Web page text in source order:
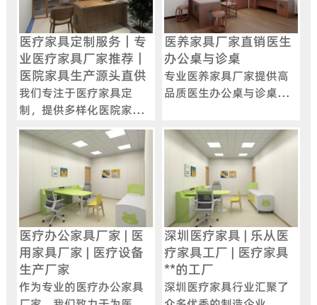
医疗家具定制服务｜专
业医疗家具厂家推荐｜
医院家具生产源头直供
我们专注于医疗家具定
制，提供多样化医院家具
生产方案。作为专业医疗
家具厂家，我们致力于满
足各类医疗机构对家具的
需求，涵盖导医台、护士
站等功能性家具的设计与
制造，确保产品质量与实
用性兼备。
医养家具厂家直销医生
办公桌与诊桌
专业医养家具厂家提供高
品质医生办公桌与诊桌，
求，支持定制，打造舒适
高效诊疗空间。
医疗办公家具厂家 | 医
用家具厂家 | 医疗设备
生产厂家
作为专业的医疗办公家具
深圳医疗家具 | 乐从医
疗家具工厂 | 医疗家具
**的工厂
深圳医疗家具行业汇聚了